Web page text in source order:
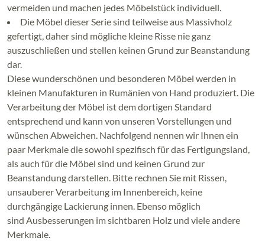
vermeiden und machen jedes Möbelstück individuell.
Die Möbel dieser Serie sind teilweise aus Massivholz
gefertigt, daher sind mögliche kleine Risse nie ganz
auszuschließen und stellen keinen Grund zur Beanstandung
dar.
Diese wunderschönen und besonderen Möbel werden in
kleinen Manufakturen in Rumänien von Hand produziert. Die
Verarbeitung der Möbel ist dem dortigen Standard
entsprechend und kann von unseren Vorstellungen und
wünschen Abweichen. Nachfolgend nennen wir Ihnen ein
paar Merkmale die sowohl spezifisch für das Fertigungsland,
als auch für die Möbel sind und keinen Grund zur
Beanstandung darstellen. Bitte rechnen Sie mit Rissen,
unsauberer Verarbeitung im Innenbereich, keine
durchgängige Lackierung innen. Ebenso möglich
sind Ausbesserungen im sichtbaren Holz und viele andere
Merkmale.